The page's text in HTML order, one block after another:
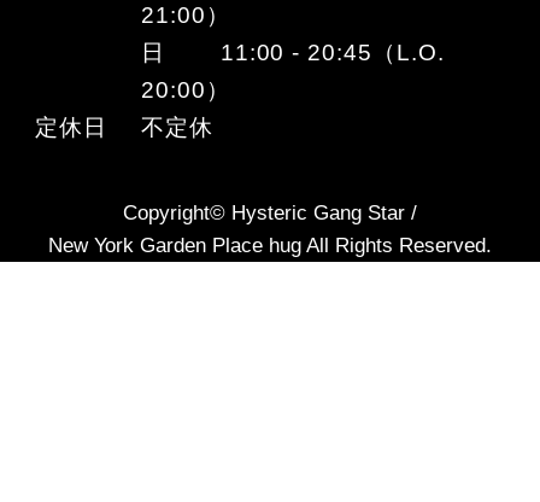
21:00）
日 11:00 - 20:45（L.O.
20:00）
定休日
不定休
Copyright© Hysteric Gang Star /
New York Garden Place hug All Rights Reserved.